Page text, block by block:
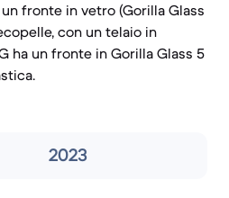
fronte in vetro (Gorilla Glass
con un telaio in
ha un fronte in Gorilla Glass 5
2023